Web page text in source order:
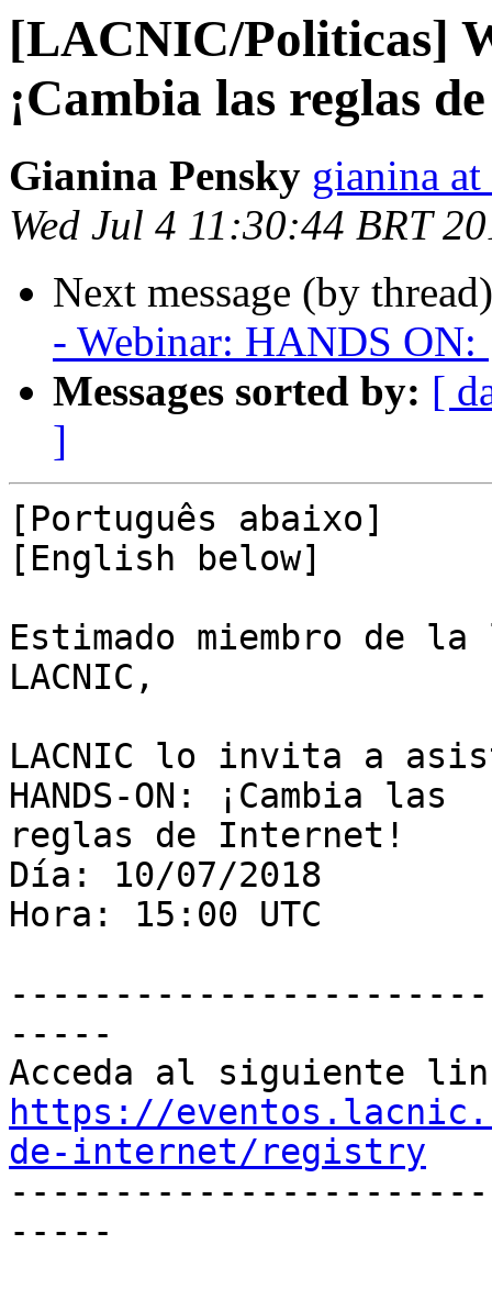
[LACNIC/Politicas]
¡Cambia las reglas
Gianina Pensky gianina
Wed Jul 4 11:30:44 BRT
Next message (by
- Webinar: HANDS ON:
Messages sorted by: [
]
[Português abaixo]
[English below]
Estimado miembro de
LACNIC,
LACNIC lo invita a
HANDS-ON: ¡Cambia las
reglas de Internet!
Día: 10/07/2018
Hora: 15:00 UTC
-----
https://
de-internet/registry
-----